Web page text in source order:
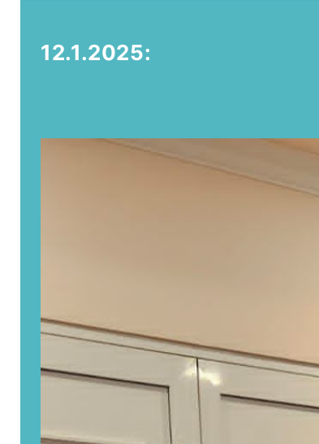
12.1.2025: